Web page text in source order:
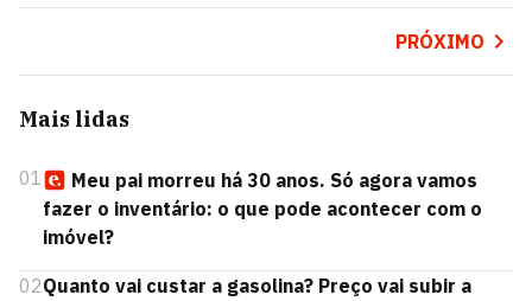
PRÓXIMO
Mais lidas
01
Meu pai morreu há 30 anos. Só agora vamos
fazer o inventário: o que pode acontecer com o
imóvel?
02Quanto vai custar a gasolina? Preço vai subir a